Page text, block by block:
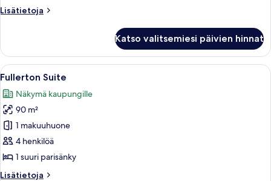
-
Marina
View
Room
(incl
$100
SGD
dining
credit)
kuvat
Lisätietoja
Lisätietoja
Good
Life
Package
Marina
Bay
View
Room
(incl
$100
SGD
dining
Katso valitsemiesi päivien hinnat
Avaa
kaikki
huonetyypin
Fullerton
Suite
kuvat
Tilava olohuone, jossa on suuri
12
Fullerton Suite
Näkymä kaupungille
90 m²
1 makuuhuone
4 henkilöä
1 suuri parisänky
Lisätietoja
Lisätietoja